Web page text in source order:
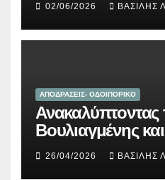
02/06/2026 ΒΑΣΊΛΗΣ
ΑΠΟΔΡΑΣΕΙΣ- ΟΔΟΙΠΟΡΙΚΟ
Ανακαλύπτοντας
Βουλιαγμένης
26/04/2026 ΒΑΣΊΛΗΣ